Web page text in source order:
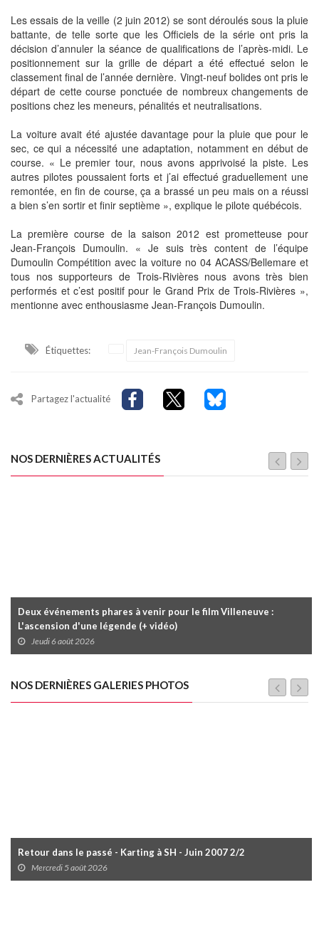
Les essais de la veille (2 juin 2012) se sont déroulés sous la pluie
battante, de telle sorte que les Officiels de la série ont pris la
décision d’annuler la séance de qualifications de l’après-midi. Le
positionnement sur la grille de départ a été effectué selon le
classement final de l’année dernière. Vingt-neuf bolides ont pris le
départ de cette course ponctuée de nombreux changements de
positions chez les meneurs, pénalités et neutralisations.
La voiture avait été ajustée davantage pour la pluie que pour le
sec, ce qui a nécessité une adaptation, notamment en début de
course. « Le premier tour, nous avons apprivoisé la piste. Les
autres pilotes poussaient forts et j’ai effectué graduellement une
remontée, en fin de course, ça a brassé un peu mais on a réussi
a bien s’en sortir et finir septième », explique le pilote québécois.
La première course de la saison 2012 est prometteuse pour
Jean-François Dumoulin. « Je suis très content de l’équipe
Dumoulin Compétition avec la voiture no 04 ACASS/Bellemare et
tous nos supporteurs de Trois-Rivières nous avons très bien
performés et c’est positif pour le Grand Prix de Trois-Rivières »,
mentionne avec enthousiasme Jean-François Dumoulin.
Étiquettes: Jean-François Dumoulin
Partagez l'actualité
NOS DERNIÈRES ACTUALITÉS
Deux événements phares à venir pour le film Villeneuve :
L'ascension d'une légende (+ vidéo)
Jeudi 6 août 2026
NOS DERNIÈRES GALERIES PHOTOS
Retour dans le passé - Karting à SH - Juin 2007 2/2
Mercredi 5 août 2026